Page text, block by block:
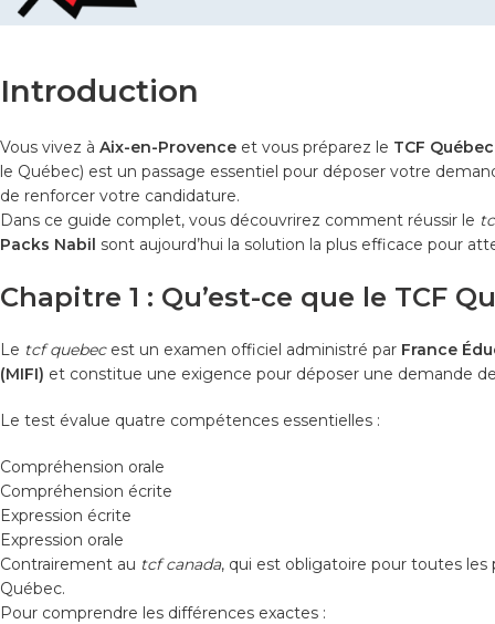
Introduction
Vous vivez à Aix-en-Provence et vous préparez le TCF Québec
le Québec) est un passage essentiel pour déposer votre
de renforcer votre candidature.
Dans ce guide complet, vous découvrirez comment réussir le
Packs Nabil sont aujourd’hui la solution la plus efficace pour
Chapitre 1 : Qu’est-ce que le TCF
Le tcf quebecest un examen officiel administré par France
(MIFI) et constitue une exigence pour déposer une demande
Le test évalue quatre compétences essentielles :
Compréhension orale
Compréhension écrite
Expression écrite
Expression orale
Contrairement au tcf canada, qui est obligatoire pour toutes les
Québec.
Pour comprendre les différences exactes :